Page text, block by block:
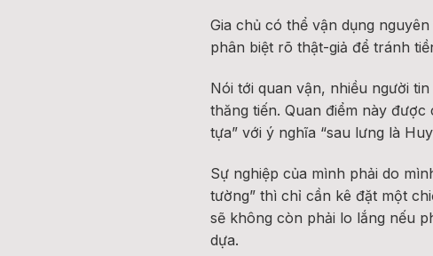
Gia chủ có thể vận dụng
phân biệt rõ thật-giả để tránh
Nói tới quan vận, nhiều người
thăng tiến. Quan điểm này
tựa” với ý nghĩa “sau lưng là
Sự nghiệp của mình phải do
tường” thì chỉ cần kê đặt một
sẽ không còn phải lo lắng nếu
dựa.